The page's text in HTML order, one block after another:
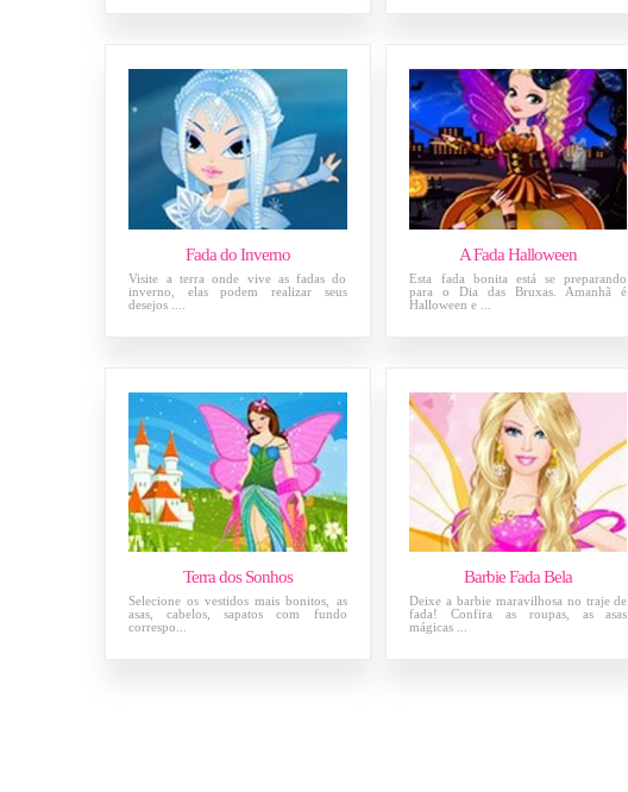
Fada do Inverno
Visite a terra onde vive as fadas do
inverno, elas podem realizar seus
desejos ....
A Fada Halloween
Esta fada bonita está se preparando
para o Dia das Bruxas. Amanhã é
Halloween e ...
Terra dos Sonhos
Selecione os vestidos mais bonitos, as
asas, cabelos, sapatos com fundo
correspo...
Barbie Fada Bela
Deixe a barbie maravilhosa no traje de
fada! Confira as roupas, as asas
mágicas ...